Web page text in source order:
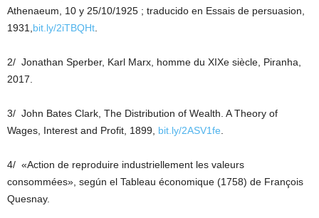
Athenaeum, 10 y 25/10/1925 ; traducido en Essais de persuasion,
1931, bit.ly/2iTBQHt
2/ Jonathan Sperber, Karl Marx, homme du XIXe siècle, Piranha,
2017.
3/ John Bates Clark, The Distribution of Wealth. A Theory of
Wages, Interest and Profit, 1899, bit.ly/2ASV1fe
4/ «Action de reproduire industriellement les valeurs
consommées», según el Tableau économique (1758) de François
Quesnay.